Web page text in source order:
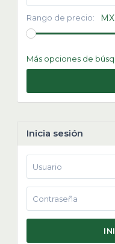
Rango de precio:
Más opciones de
Inicia sesión